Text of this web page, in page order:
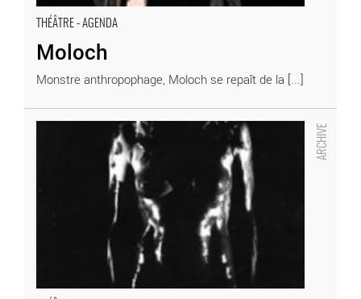
THÉÂTRE - AGENDA
Moloch
Monstre anthropophage, Moloch se repaît de la [...]
Monoï - Critique sortie Théâtre